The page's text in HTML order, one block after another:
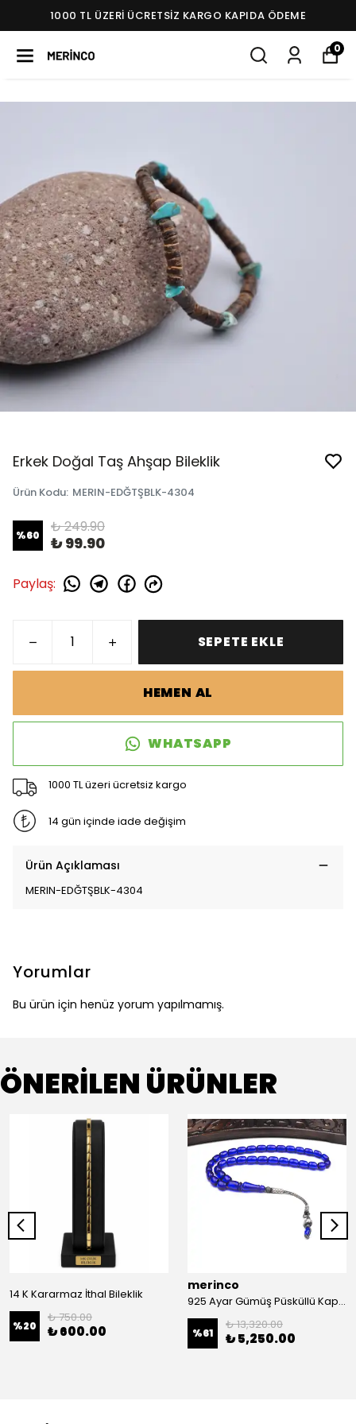
1000 TL ÜZERI ÜCRETSIZ KARGO KAPIDA ÖDEME
0
Erkek Doğal Taş Ahşap Bileklik
Ürün Kodu: MERIN-EDĞTŞBLK-4304
%60 ₺ 249.90
₺ 99.90
Paylaş:
SEPETE EKLE
HEMEN AL
WHATSAPP
1000 TL üzeri ücretsiz kargo
14 gün içinde iade değişim
Ürün Açıklaması
MERIN-EDĞTŞBLK-4304
Yorumlar
Bu ürün için henüz yorum yapılmamış.
ÖNERİLEN ÜRÜNLER
14 K Kararmaz İthal Bileklik
%20
₺ 750.00
₺ 600.00
merinco
925 Ayar Gümüş Püsküllü Kapsül Kesim Ateş Kehribar Tesbih
%61
₺ 13,320.00
₺ 5,250.00